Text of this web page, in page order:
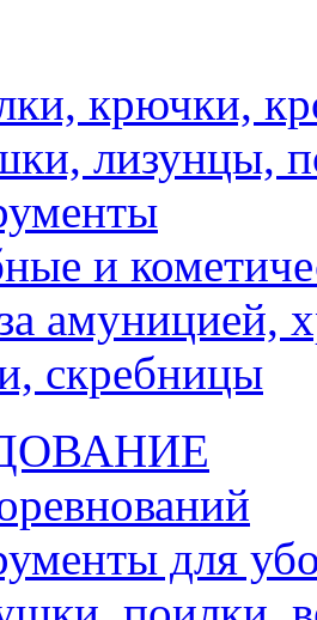
крючки,
лизунцы,
и
амуницией,
скребницы
для